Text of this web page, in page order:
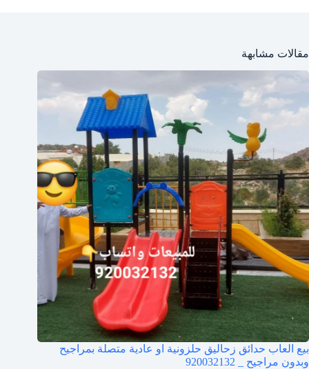
مقالات مشابهة
بيع العاب حدائق زحاليق حلزونية او عادية متصلة بمراجيح
وبدون مراجيح _ 920032132